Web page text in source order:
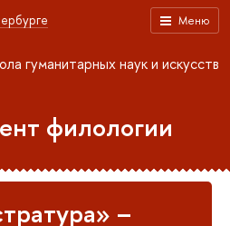
Меню
гуманитарных наук и искусств
филологии
–